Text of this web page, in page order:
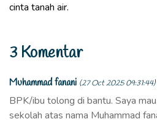
cinta tanah air.
3 Komentar
Muhammad fanani (27 Oct 2025 09:31:44)
BPK/ibu tolong di bantu. Saya
sekolah atas nama Muhammad